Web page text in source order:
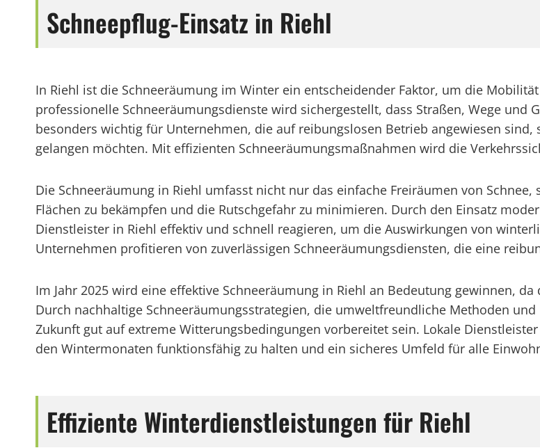
Schneepflug-Einsatz in Riehl
In Riehl ist die Schneeräumung im Winter ein entscheidender Faktor, um die
professionelle Schneeräumungsdienste wird sichergestellt, dass Straßen, Wege und
besonders wichtig für Unternehmen, die auf reibungslosen Betrieb angewiesen
gelangen möchten. Mit effizienten Schneeräumungsmaßnahmen wird die
Die Schneeräumung in Riehl umfasst nicht nur das einfache Freiräumen von
Flächen zu bekämpfen und die Rutschgefahr zu minimieren. Durch den Einsatz
Dienstleister in Riehl effektiv und schnell reagieren, um die Auswirkungen von
Unternehmen profitieren von zuverlässigen Schneeräumungsdiensten, die eine
Im Jahr 2025 wird eine effektive Schneeräumung in Riehl an Bedeutung gewinnen,
Durch nachhaltige Schneeräumungsstrategien, die umweltfreundliche Methoden
Zukunft gut auf extreme Witterungsbedingungen vorbereitet sein. Lokale
den Wintermonaten funktionsfähig zu halten und ein sicheres Umfeld für alle
Effiziente Winterdienstleistungen für Riehl